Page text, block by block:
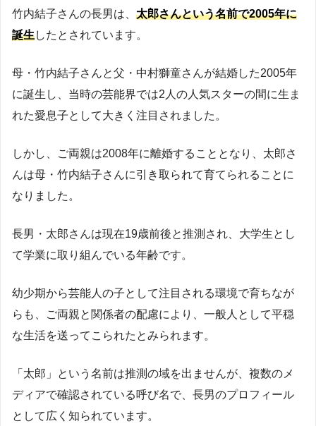
竹内結子さんの長男は、 太郎さんという名前で2005年に
誕生したとされています。
母・竹内結子さんと父・中村獅童さんが結婚した2005年
に誕生し、当時の芸能界では2人の人気スターの間に生ま
れた愛息子として大きく注目されました。
しかし、ご両親は2008年に離婚することとなり、太郎さ
んは母・竹内結子さんに引き取られて育てられることに
なりました。
長男・太郎さんは現在19歳前後と推測され、大学生とし
て学業に取り組んでいる年齢です。
幼少期から芸能人の子として注目される環境で育ちなが
らも、ご両親と関係者の配慮により、一般人として平穏
な生活を送ってこられたとみられます。
「太郎」という名前は推測の域を出ませんが、複数のメ
ディアで確認されている呼び名で、長男のプロフィール
として広く知られています。